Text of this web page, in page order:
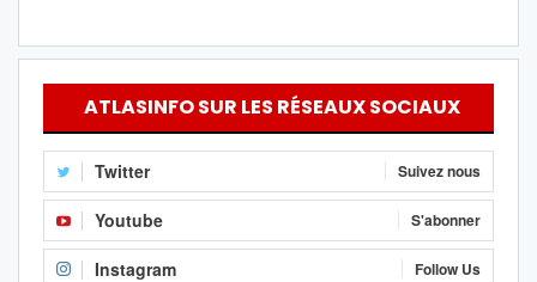
ATLASINFO SUR LES RÉSEAUX SOCIAUX
Twitter Suivez nous
Youtube S'abonner
Instagram Follow Us